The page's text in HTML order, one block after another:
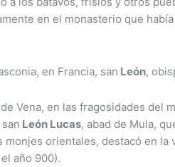
en el monasterio que
en Francia, san León,
Vena, en las fragosidades del
León Lucas, abad de Mula,
monjes orientales, destacó en la
año 900).